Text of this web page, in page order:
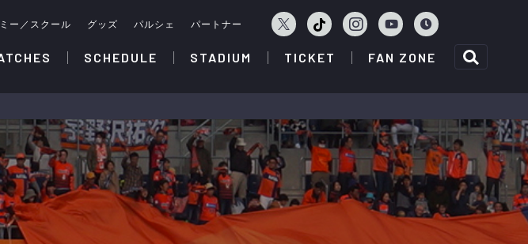
ー／スクール グッズ パルシェ パートナー
SCHEDULE STADIUM TICKET FAN ZONE